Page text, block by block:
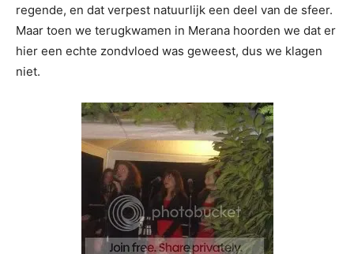
regende, en dat verpest natuurlijk een deel van de sfeer.
Maar toen we terugkwamen in Merana hoorden we dat er
hier een echte zondvloed was geweest, dus we klagen
niet.